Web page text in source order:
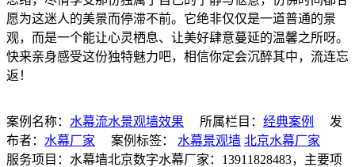
愿为这迷人的美景而停滞不前。它绝非仅仅是一道普通的景
观，而是一个能让心灵栖息、让美好肆意蔓延的温馨之所呀。
快来亲身感受这份独特魅力吧，相信你定会沉醉其中，流连忘
返！
案例名称： 水幕流水景观墙效果 所属栏目： 经典案例
发
布者： 水幕厂家 案例标签： 水幕景观墙 北京水幕厂家
服务项目：水幕墙北京数字水幕厂家：13911828483，主要项